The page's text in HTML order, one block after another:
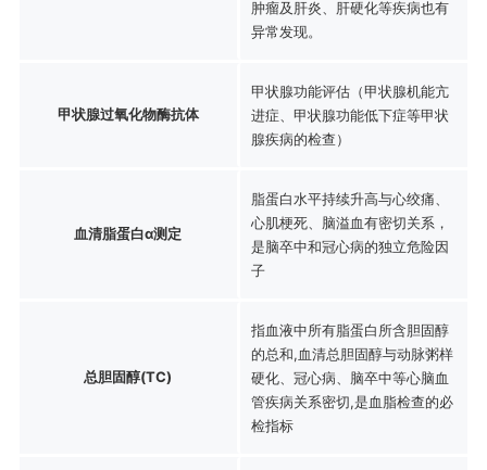
肿瘤及肝炎、肝硬化等疾病也有
异常发现。
甲状腺过氧化物酶抗体
甲状腺功能评估（甲状腺机能亢
进症、甲状腺功能低下症等甲状
腺疾病的检查）
血清脂蛋白ɑ测定
脂蛋白水平持续升高与心绞痛、
心肌梗死、脑溢血有密切关系，
是脑卒中和冠心病的独立危险因
子
总胆固醇(TC)
指血液中所有脂蛋白所含胆固醇
的总和,血清总胆固醇与动脉粥样
硬化、冠心病、脑卒中等心脑血
管疾病关系密切,是血脂检查的必
检指标